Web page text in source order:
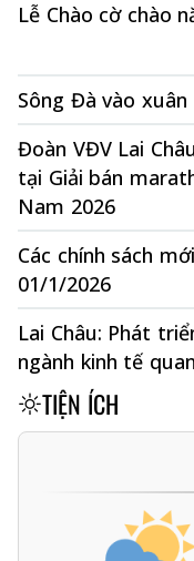
Lễ Chào cờ chào
Sông Đà vào xuân
Đoàn VĐV Lai
tại Giải bán
Nam 2026
Các chính sách
01/1/2026
Lai Châu: Phát
ngành kinh tế
TIỆN ÍCH